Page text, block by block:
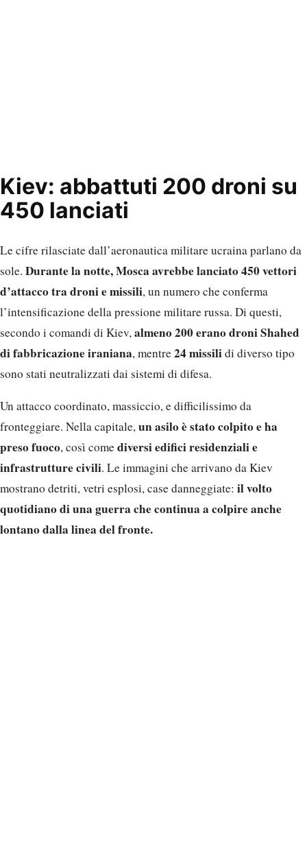
Kiev: abbattuti 200 droni su
450 lanciati
Le cifre rilasciate dall’aeronautica militare ucraina parlano da
sole. Durante la notte, Mosca avrebbe lanciato 450 vettori
d’attacco tra droni e missili, un numero che conferma
l’intensificazione della pressione militare russa. Di questi,
secondo i comandi di Kiev,almeno 200 erano droni Shahed
di fabbricazione iraniana, mentre24 missilidi diverso tipo
sono stati neutralizzati dai sistemi di difesa.
Un attacco coordinato, massiccio, e difficilissimo da
fronteggiare. Nella capitale,un asilo è stato colpito e ha
preso fuoco, così comediversi edifici residenziali e
infrastrutture civili. Le immagini che arrivano da Kiev
mostrano detriti, vetri esplosi, case danneggiate: il volto
quotidiano di una guerra che continua a colpire anche
lontano dalla linea del fronte.